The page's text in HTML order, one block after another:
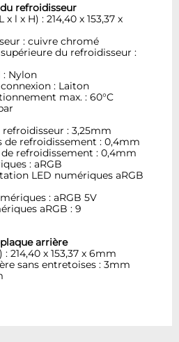
refroidisseur
l x H) : 214,40 x 153,37 x
: cuivre chromé
du refroidisseur :
Nylon
: Laiton
max. : 60°C
: 3,25mm
de refroidissement : 0,4mm
refroidissement : 0,4mm
: aRGB
LED numériques aRGB
: aRGB 5V
aRGB : 9
arrière
214,40 x 153,37 x 6mm
sans entretoises : 3mm